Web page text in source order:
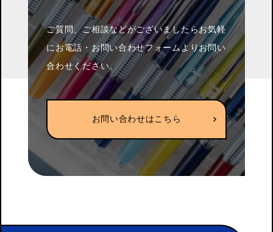
ご質問、ご相談などがございましたらお気軽
にお電話・お問い合わせフォームよりお問い
合わせください。
お問い合わせはこちら